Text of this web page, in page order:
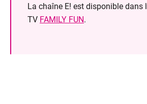
La chaîne E! est disponible dans
TV FAMILY FUN.